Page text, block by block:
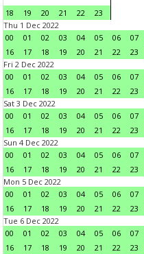
18 19 20 21 22
23
Thu 1 Dec 2022
00
01 02 03 04 05 06 07
16
17 18 19 20 21 22
23
Fri 2 Dec 2022
00
01 02 03 04 05 06 07
16
17 18 19 20 21 22
23
Sat 3 Dec 2022
00
01 02 03 04 05 06 07
16
17 18 19 20 21 22
23
Sun 4 Dec 2022
00
01 02 03 04 05 06 07
16
17 18 19 20 21 22
23
Mon 5 Dec 2022
00
01 02 03 04 05 06 07
16
17 18 19 20 21 22
23
Tue 6 Dec 2022
00
01 02 03 04 05 06 07
16
17 18 19 20 21 22
23